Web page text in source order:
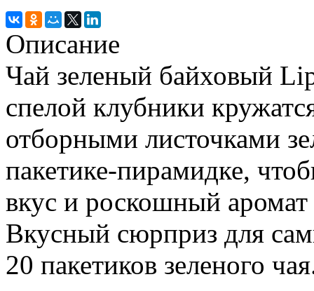
Описание
Чай зеленый байховый
спелой клубники
отборными листочками
пакетике-пирамидке,
вкус и роскошный
Вкусный сюрприз для
20 пакетиков зеленого